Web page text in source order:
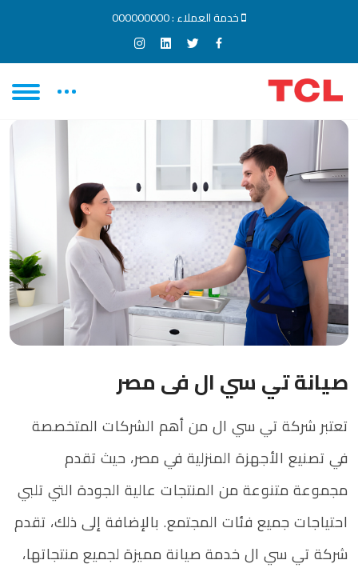
خدمة العملاء :000000000
صيانة تي سي ال فى مصر
تعتبر شركة تي سي ال من أهم الشركات المتخصصة
في تصنيع الأجهزة المنزلية في مصر، حيث تقدم
مجموعة متنوعة من المنتجات عالية الجودة التي تلبي
احتياجات جميع فئات المجتمع. بالإضافة إلى ذلك، تقدم
شركة تي سي ال خدمة صيانة مميزة لجميع منتجاتها،